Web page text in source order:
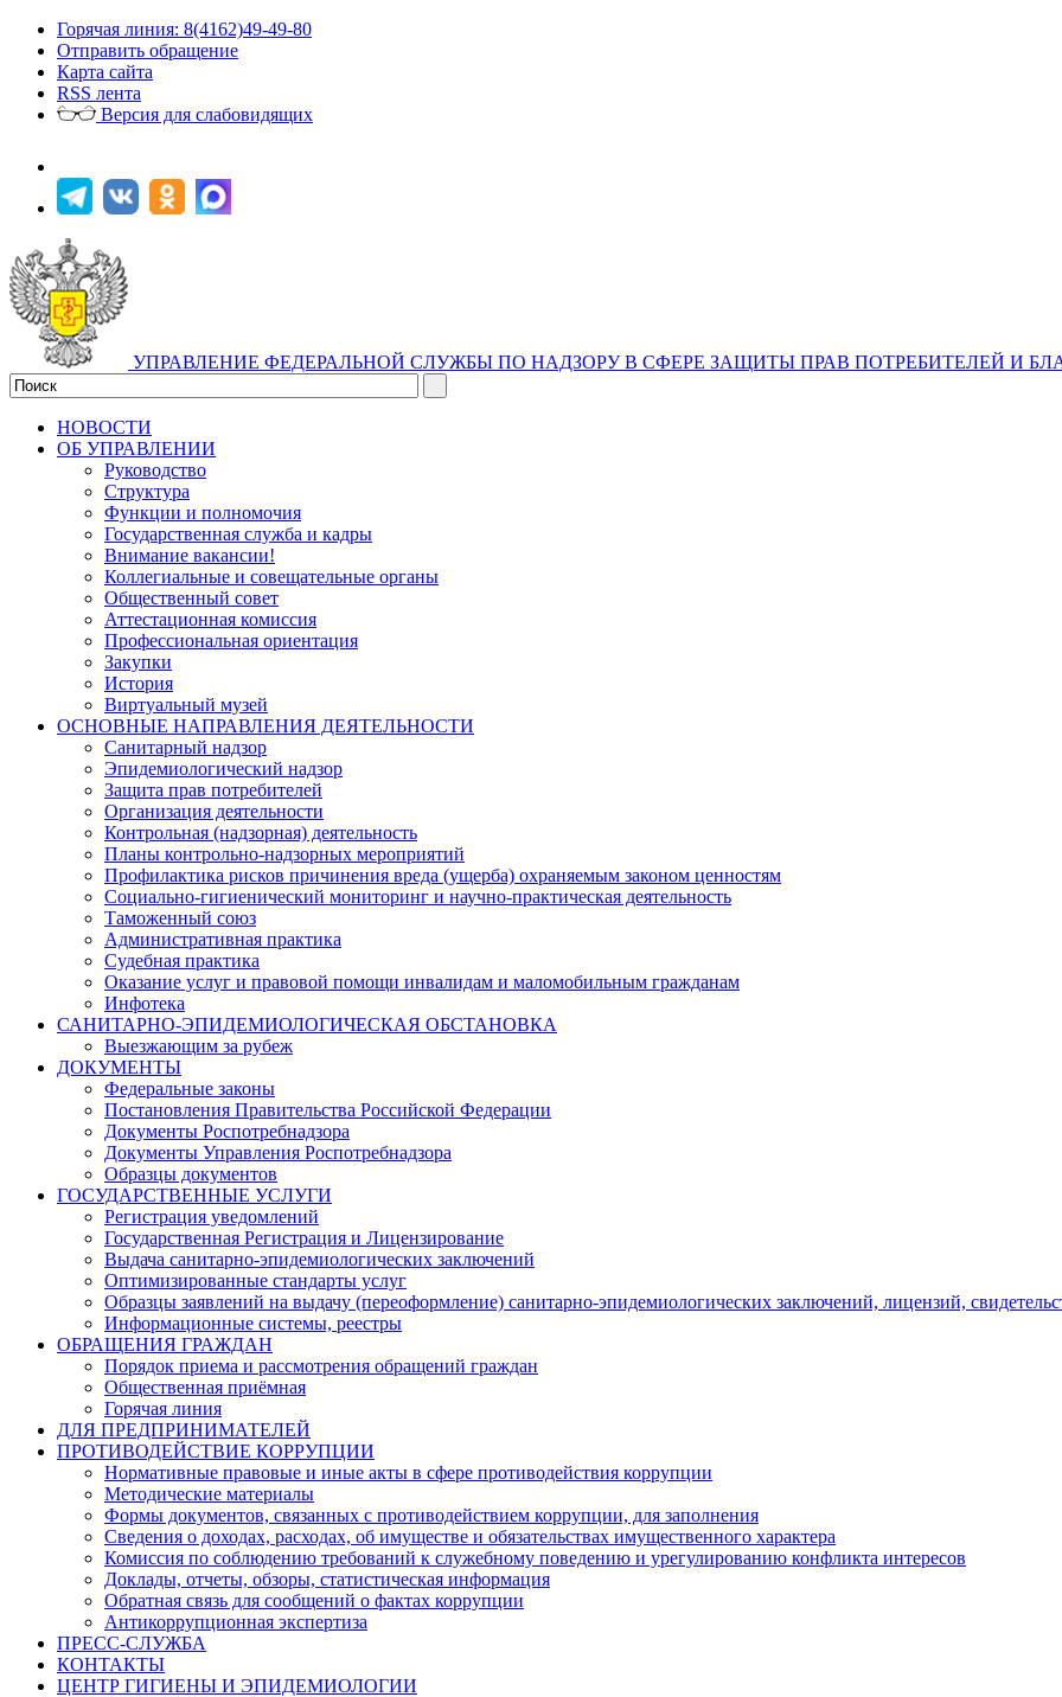
Горячая линия: 8(4162)49-49-80
Отправить обращение
Карта сайта
RSS лента
Версия для слабовидящих
УПРАВЛЕНИЕ ФЕДЕРАЛЬНОЙ СЛУЖБЫ ПО НАДЗОРУ В СФЕРЕ ЗАЩИТЫ ПРАВ ПОТРЕБИТЕЛЕЙ И
НОВОСТИ
ОБ УПРАВЛЕНИИ
Руководство
Структура
Функции и полномочия
Государственная служба и кадры
Внимание вакансии!
Коллегиальные и совещательные органы
Общественный совет
Аттестационная комиссия
Профессиональная ориентация
Закупки
История
Виртуальный музей
ОСНОВНЫЕ НАПРАВЛЕНИЯ ДЕЯТЕЛЬНОСТИ
Санитарный надзор
Эпидемиологический надзор
Защита прав потребителей
Организация деятельности
Контрольная (надзорная) деятельность
Планы контрольно-надзорных мероприятий
Профилактика рисков причинения вреда (ущерба) охраняемым законом ценностям
Социально-гигиенический мониторинг и научно-практическая деятельность
Таможенный союз
Административная практика
Судебная практика
Оказание услуг и правовой помощи инвалидам и маломобильным гражданам
Инфотека
САНИТАРНО-ЭПИДЕМИОЛОГИЧЕСКАЯ ОБСТАНОВКА
Выезжающим за рубеж
ДОКУМЕНТЫ
Федеральные законы
Постановления Правительства Российской Федерации
Документы Роспотребнадзора
Документы Управления Роспотребнадзора
Образцы документов
ГОСУДАРСТВЕННЫЕ УСЛУГИ
Регистрация уведомлений
Государственная Регистрация и Лицензирование
Выдача санитарно-эпидемиологических заключений
Оптимизированные стандарты услуг
Образцы заявлений на выдачу (переоформление) санитарно-эпидемиологических заключений, лицензий,
Информационные системы, реестры
ОБРАЩЕНИЯ ГРАЖДАН
Порядок приема и рассмотрения обращений граждан
Общественная приёмная
Горячая линия
ДЛЯ ПРЕДПРИНИМАТЕЛЕЙ
ПРОТИВОДЕЙСТВИЕ КОРРУПЦИИ
Нормативные правовые и иные акты в сфере противодействия коррупции
Методические материалы
Формы документов, связанных с противодействием коррупции, для заполнения
Сведения о доходах, расходах, об имуществе и обязательствах имущественного характера
Комиссия по соблюдению требований к служебному поведению и урегулированию конфликта интересов
Доклады, отчеты, обзоры, статистическая информация
Обратная связь для сообщений о фактах коррупции
Антикоррупционная экспертиза
ПРЕСС-СЛУЖБА
КОНТАКТЫ
ЦЕНТР ГИГИЕНЫ И ЭПИДЕМИОЛОГИИ